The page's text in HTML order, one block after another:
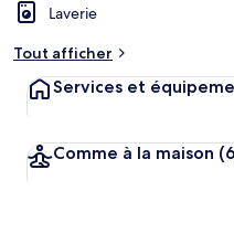
Laverie
Tout afficher
Services et
Comme à la maison